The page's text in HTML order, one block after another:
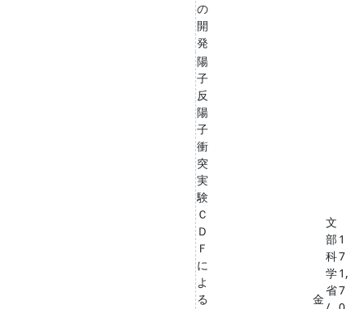
の
開
発
陽
子
反
陽
子
衝
突
実
験
Ｃ
Ｄ
Ｆ
に
よ
る
金
文
部
科
学
省
1
7
1,
7